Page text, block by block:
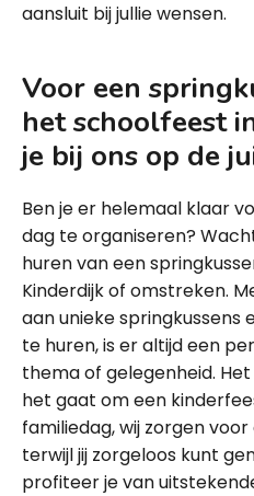
aansluit bij jullie wensen.
Voor een
het schoolfeest
je bij ons op de
Ben je er helemaal klaar
dag te organiseren?
huren van een
Kinderdijk of omstreken.
aan unieke
te huren, is er altijd een
thema of gelegenheid.
het gaat om een
familiedag, wij zorgen
terwijl jij zorgeloos kunt
profiteer je van